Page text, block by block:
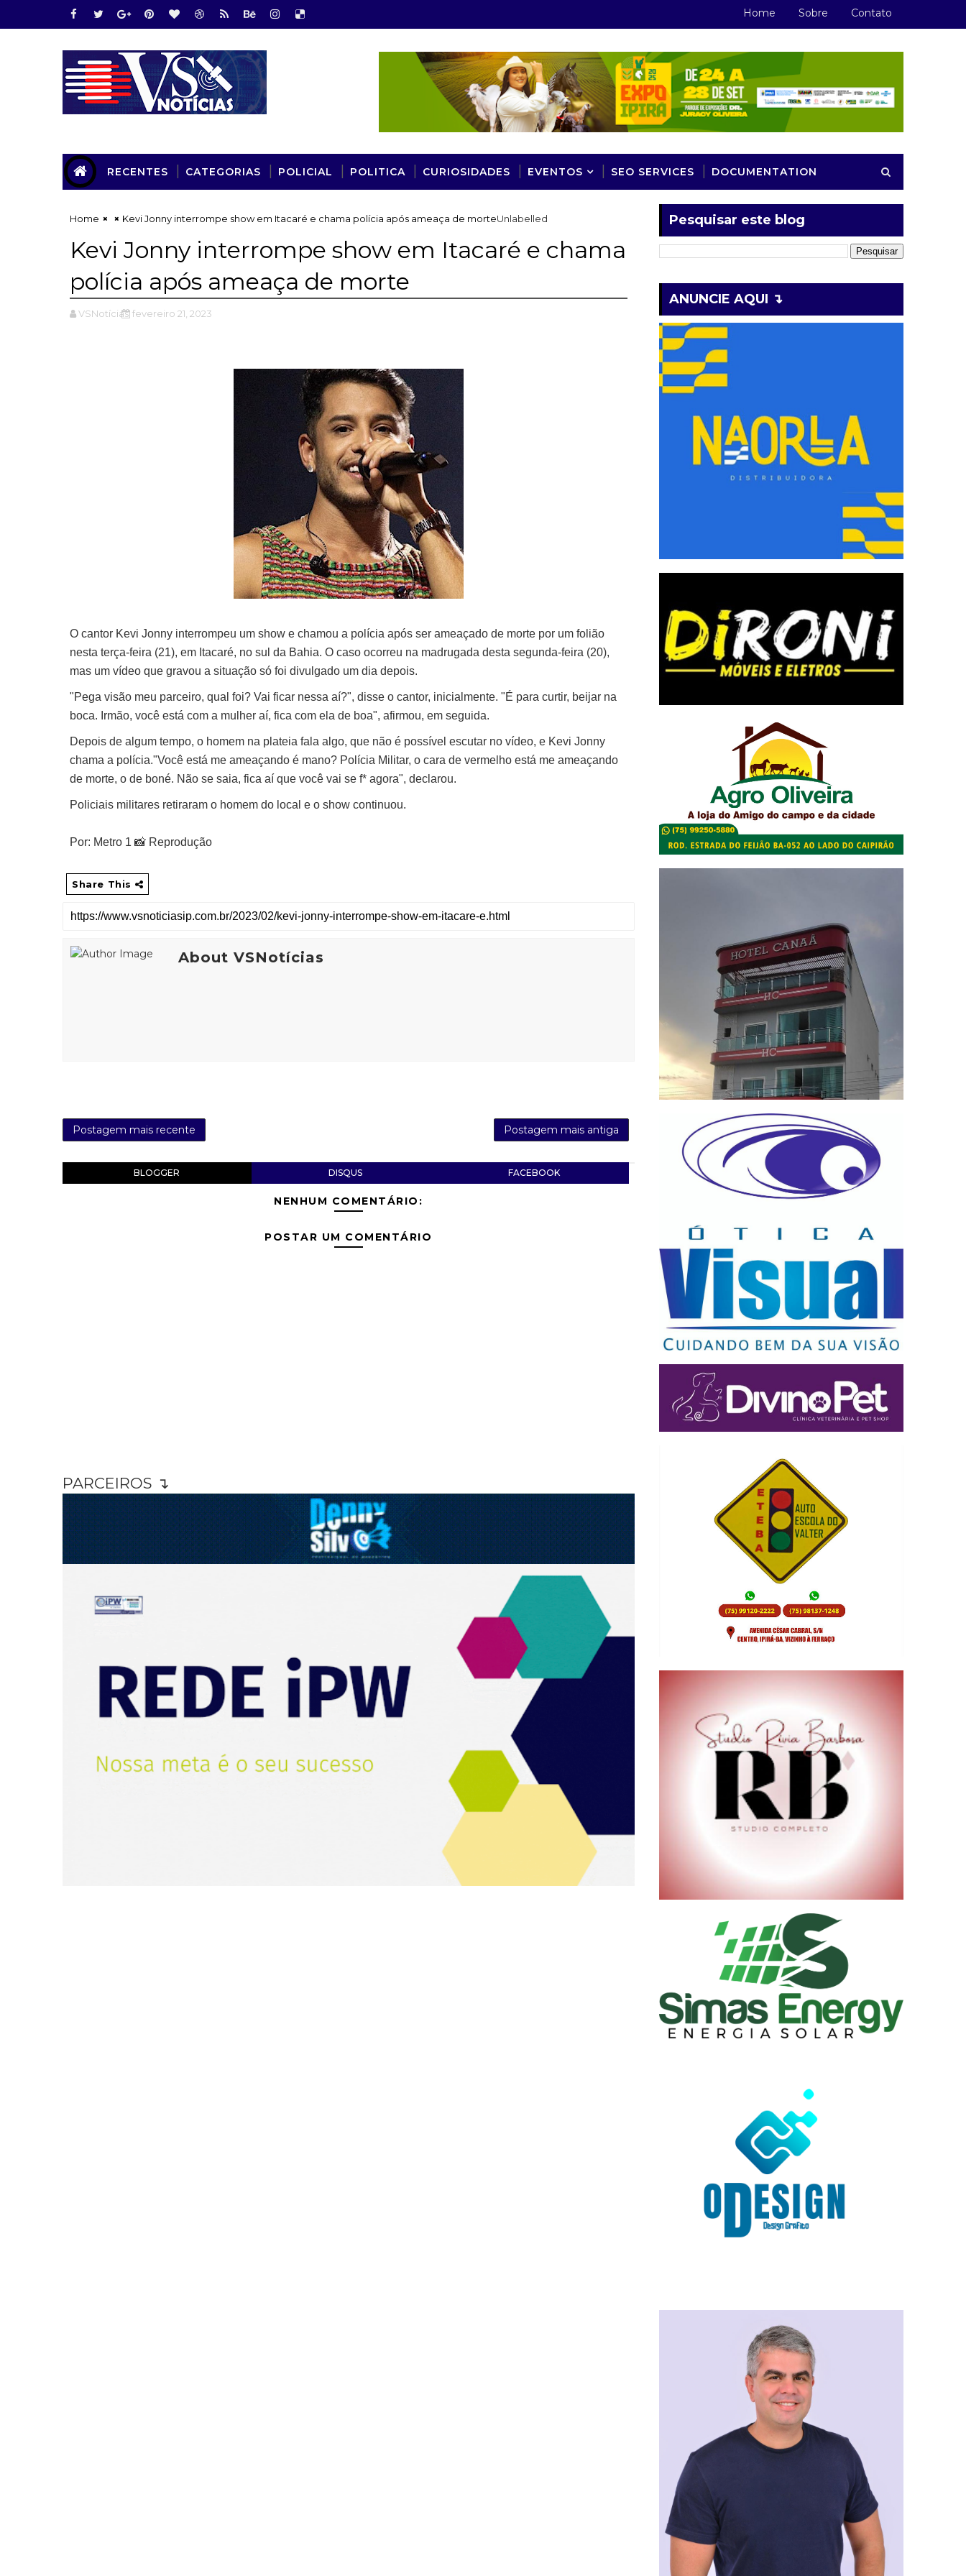
Home Sobre Contato
RECENTES CATEGORIAS POLICIAL POLITICA CURIOSIDADES EVENTOS SEO SERVICES DOCUMENTATION
Home Unlabelled
Kevi Jonny interrompe show em Itacaré e chama polícia após ameaça de morte
Kevi Jonny interrompe show em Itacaré e chama
polícia após ameaça de morte
VSNotícias fevereiro 21, 2023
O cantor Kevi Jonny interrompeu um show e chamou a polícia após ser ameaçado de morte por um folião
nesta terça-feira (21), em Itacaré, no sul da Bahia. O caso ocorreu na madrugada desta segunda-feira (20),
mas um vídeo que gravou a situação só foi divulgado um dia depois.
"Pega visão meu parceiro, qual foi? Vai ficar nessa aí?", disse o cantor, inicialmente. "É para curtir, beijar na
boca. Irmão, você está com a mulher aí, fica com ela de boa", afirmou, em seguida.
Depois de algum tempo, o homem na plateia fala algo, que não é possível escutar no vídeo, e Kevi Jonny
chama a polícia."Você está me ameaçando é mano? Polícia Militar, o cara de vermelho está me ameaçando
de morte, o de boné. Não se saia, fica aí que você vai se f* agora", declarou.
Policiais militares retiraram o homem do local e o show continuou.
Por: Metro 1 📸 Reprodução
Share This
About VSNotícias
Postagem mais recente Postagem mais antiga
BLOGGER DISQUS FACEBOOK
NENHUM COMENTÁRIO:
POSTAR UM COMENTÁRIO
PARCEIROS ↴
Pesquisar este blog
ANUNCIE AQUI ↴